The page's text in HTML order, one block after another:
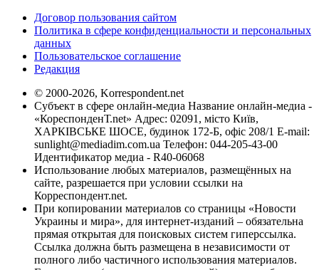
Договор пользования сайтом
Политика в сфере конфиденциальности и персональных
данных
Пользовательское соглашение
Редакция
© 2000-2026, Korrespondent.net
Субъект в сфере онлайн-медиа Название онлайн-медиа -
«КореспонденТ.net» Адрес: 02091, місто Київ,
ХАРКІВСЬКЕ ШОСЕ, будинок 172-Б, офіс 208/1 E-mail:
sunlight@mediadim.com.ua Телефон: 044-205-43-00
Идентификатор медиа - R40-06068
Использование любых материалов, размещённых на
сайте, разрешается при условии ссылки на
Корреспондент.net.
При копировании материалов со страницы «Новости
Украины и мира», для интернет-изданий – обязательна
прямая открытая для поисковых систем гиперссылка.
Ссылка должна быть размещена в независимости от
полного либо частичного использования материалов.